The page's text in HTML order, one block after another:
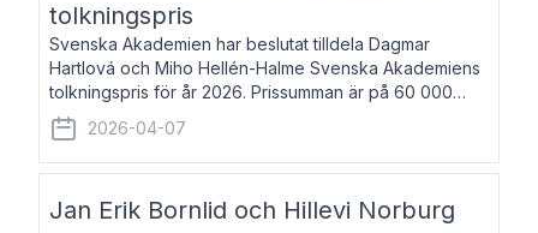
tolkningspris
Svenska Akademien har beslutat tilldela Dagmar
Hartlová och Miho Hellén-Halme Svenska Akademiens
tolkningspris för år 2026. Prissumman är på 60 000
kronor var. Dagmar Hartlová, född 1951, översätter
huvudsakligen från svenska till tjeckiska
2026-04-07
Jan Erik Bornlid och Hillevi Norburg